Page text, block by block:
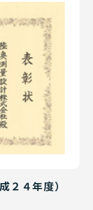
２４年度）